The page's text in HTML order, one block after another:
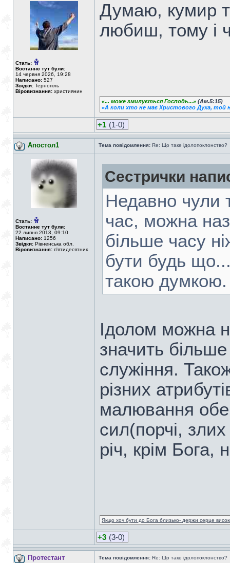
Стать:
Востаннє тут були:
14 червня 2026, 19:28
Написано: 527
Звідки: Тернопіль
Віровизнання: християнин
Думаю, кумир
любиш, тому і
«... може змилується Господь...» (Ам.5:15)
«А коли хто не має Христового Духа, той
+1 (1-0)
Апостол1 Тема повідомлення: Re: Що таке ідолопоклонство?
Стать:
Востаннє тут були:
22 липня 2013, 09:10
Написано: 1256
Звідки: Рівненська обл.
Віровизнання: п'ятидесятник
Сестрички
Недавно чули
час, можна
більше часу
бути будь що...
такою думкою.
Ідолом можна
значить більше
служіння.
різних
малювання
сил(порчі,
річ, крім Бога,
Якщо хоч бути до Бога близько- держи серце
+3 (3-0)
Протестант Тема повідомлення: Re: Що таке ідолопоклонство?